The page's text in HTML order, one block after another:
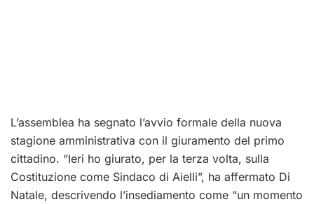
L’assemblea ha segnato l’avvio formale della nuova
stagione amministrativa con il giuramento del primo
cittadino. “Ieri ho giurato, per la terza volta, sulla
Costituzione come Sindaco di Aielli”, ha affermato Di
Natale, descrivendo l’insediamento come “un momento